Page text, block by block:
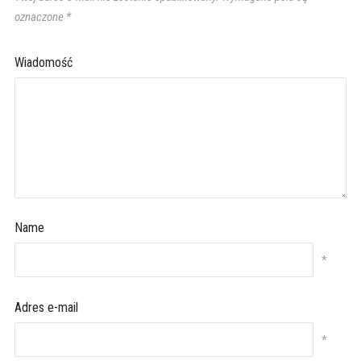
oznaczone *
Wiadomość
Name
*
Adres e-mail
*